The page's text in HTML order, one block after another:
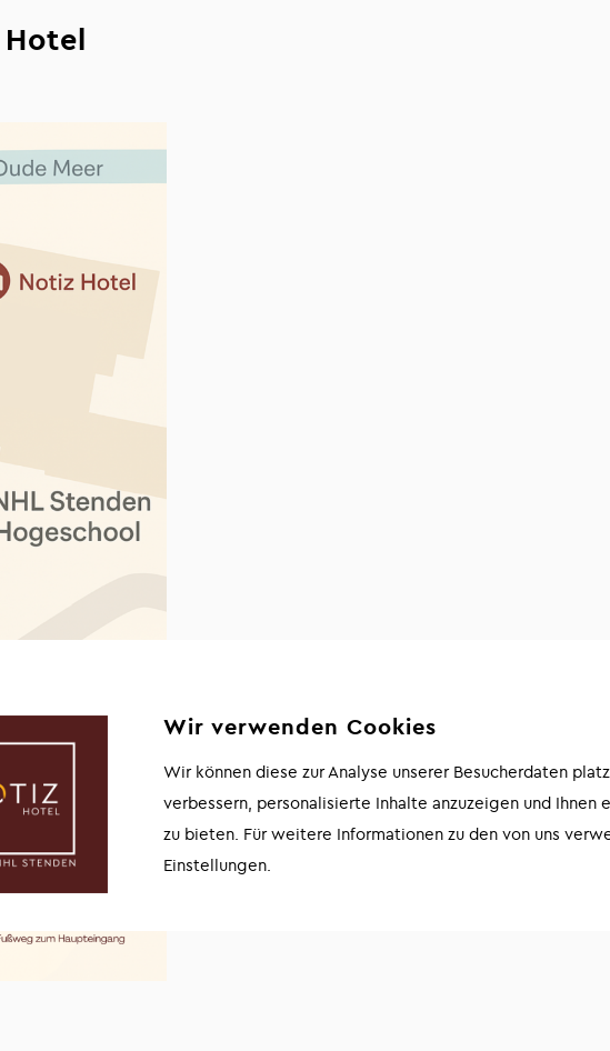
Wir verwenden Cookies
Wir können diese zur Analyse unserer Besucherdaten
verbessern, personalisierte Inhalte anzuzeigen und
zu bieten. Für weitere Informationen zu den von uns
Einstellungen.